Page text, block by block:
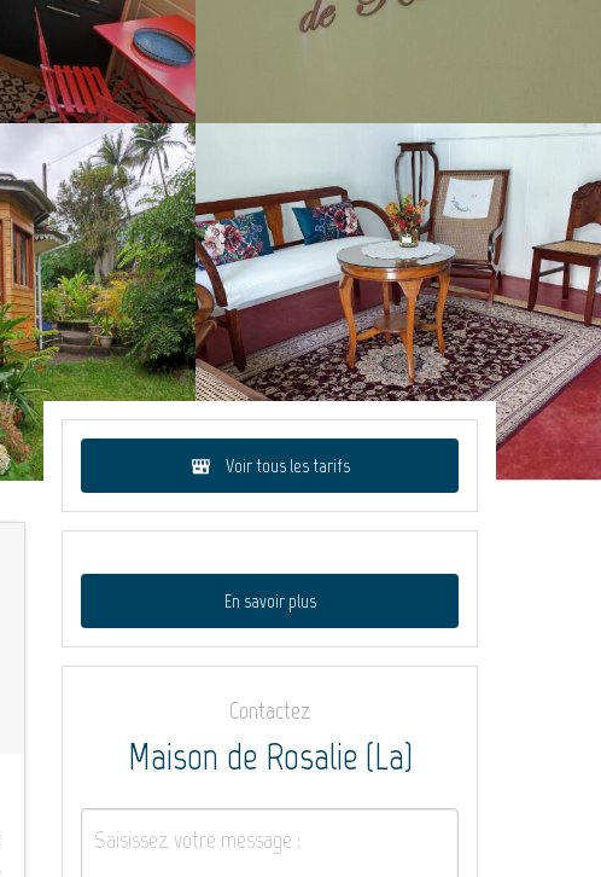
Voir tous les tarifs
En savoir plus
Contactez
Maison de Rosalie (La)